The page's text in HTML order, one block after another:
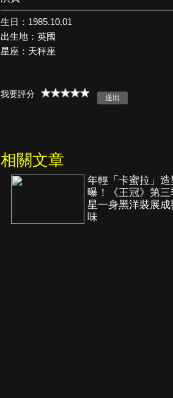
生日：1985.10.01
出生地：英國
星座：天秤座
我要評分
相關文章
年輕「卡蜜拉」造
曝！《王冠》第三
星一身黑洋裝展成
味